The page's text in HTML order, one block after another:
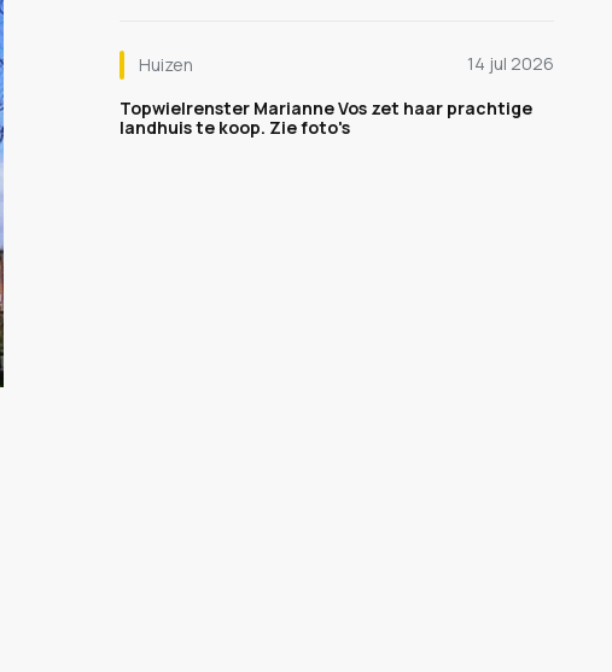
Huizen
14 jul 2026
Topwielrenster Marianne Vos zet haar prachtige
landhuis te koop. Zie foto's